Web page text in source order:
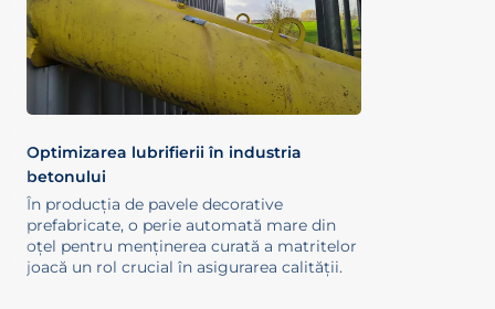
Optimizarea lubrifierii în industria
betonului
În producția de pavele decorative
prefabricate, o perie automată mare din
oțel pentru menținerea curată a matritelor
joacă un rol crucial în asigurarea calității.